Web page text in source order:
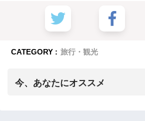
CATEGORY : 旅行・観光
今、あなたにオススメ